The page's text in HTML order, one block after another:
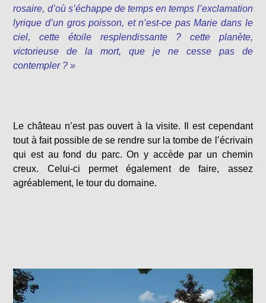
rosaire, d’où s’échappe de temps en temps l’exclamation
lyrique d’un gros poisson, et n’est-ce pas Marie dans le
ciel, cette étoile resplendissante ? cette planète,
victorieuse de la mort, que je ne cesse pas de
contempler ? »
Le château n’est pas ouvert à la visite. Il est cependant
tout à fait possible de se rendre sur la tombe de l’écrivain
qui est au fond du parc. On y accède par un chemin
creux. Celui-ci permet également de faire, assez
agréablement, le tour du domaine.